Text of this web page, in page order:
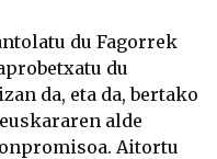
du Fagorrek
du
da, eta da, bertako
alde
Aitortu